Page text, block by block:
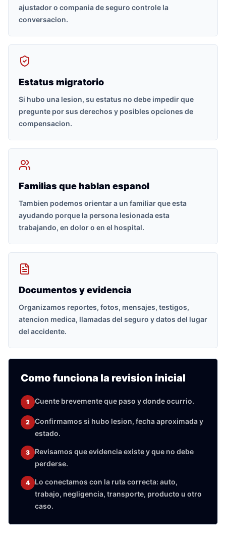
ajustador o compania de seguro controle la
conversacion.
Estatus migratorio
Si hubo una lesion, su estatus no debe impedir que
pregunte por sus derechos y posibles opciones de
compensacion.
Familias que hablan espanol
Tambien podemos orientar a un familiar que esta
ayudando porque la persona lesionada esta
trabajando, en dolor o en el hospital.
Documentos y evidencia
Organizamos reportes, fotos, mensajes, testigos,
atencion medica, llamadas del seguro y datos del lugar
del accidente.
Como funciona la revision inicial
1 Cuente brevemente que paso y donde ocurrio.
2
Confirmamos si hubo lesion, fecha aproximada y
estado.
3
Revisamos que evidencia existe y que no debe
perderse.
4
Lo conectamos con la ruta correcta: auto,
trabajo, negligencia, transporte, producto u otro
caso.